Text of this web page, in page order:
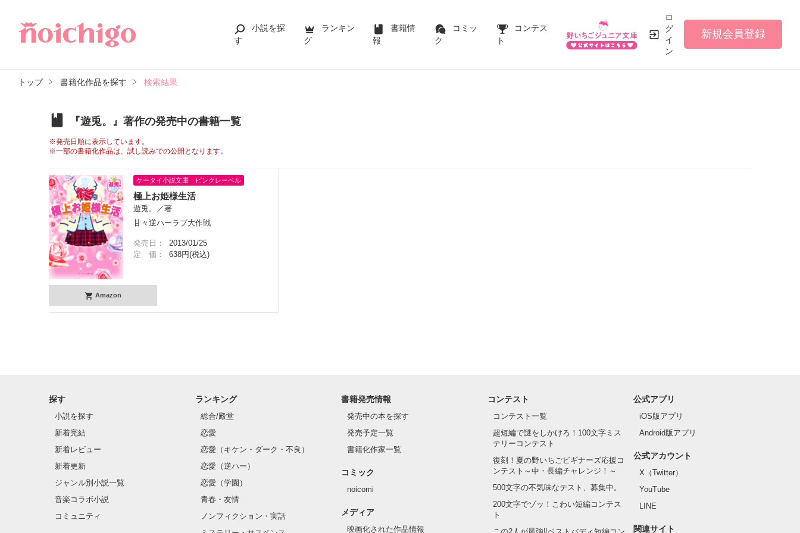
小説を探
す
ランキン
グ
書籍情
報
コミッ
ク
コンテス
ト
ロ
グ
イ
ン
新規会員登録
トップ 書籍化作品を探す 検索結果
『遊兎。』著作の発売中の書籍一覧
※発売日順に表示しています。
※一部の書籍化作品は、試し読みでの公開となります。
ケータイ小説文庫 ピンクレーベル
極上お姫様生活
遊兎。／著
甘々逆ハーラブ大作戦
発売日：
2013/01/25
定 価：
638円(税込)
Amazon
探す
小説を探す
新着完結
新着レビュー
新着更新
ジャンル別小説一覧
音楽コラボ小説
コミュニティ
ランキング
総合/殿堂
恋愛
恋愛（キケン・ダーク・不良）
恋愛（逆ハー）
恋愛（学園）
青春・友情
ノンフィクション・実話
書籍発売情報
発売中の本を探す
発売予定一覧
書籍化作家一覧
コミック
noicomi
メディア
映画化された作品情報
コンテスト
コンテスト一覧
超短編で謎をしかけろ！100文字ミス
テリーコンテスト
復刻！夏の野いちごビギナーズ応援コ
ンテスト～中・長編チャレンジ！～
500文字の不気味なテスト、募集中。
200文字でゾッ！こわい短編コンテス
ト
公式アプリ
iOS版アプリ
Android版アプリ
公式アカウント
X（Twitter）
YouTube
LINE
関連サイト